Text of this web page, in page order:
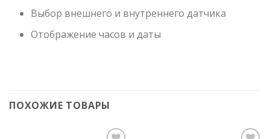
Выбор внешнего и внутреннего датчика
Отображение часов и даты
ПОХОЖИЕ ТОВАРЫ